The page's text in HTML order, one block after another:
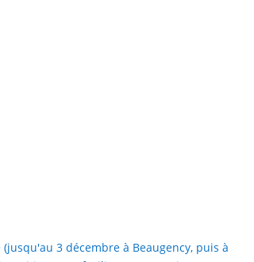
3 décembre à Beaugency, puis à